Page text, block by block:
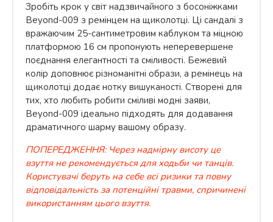
Зробіть крок у світ надзвичайного з босоніжками
Beyond-009 з ремінцем на щиколотці. Ці сандалі з
вражаючим 25-сантиметровим каблуком та міцною
платформою 16 см пропонують неперевершене
поєднання елегантності та сміливості. Бежевий
колір доповнює різноманітні образи, а ремінець на
щиколотці додає нотку вишуканості. Створені для
тих, хто любить робити сміливі модні заяви,
Beyond-009 ідеально підходять для додавання
драматичного шарму вашому образу.
ПОПЕРЕДЖЕННЯ: Через надмірну висоту це
взуття не рекомендується для ходьби чи танців.
Користувачі беруть на себе всі ризики та повну
відповідальність за потенційні травми, спричинені
використанням цього взуття.